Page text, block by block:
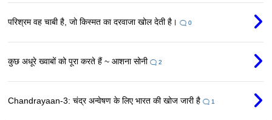
परिश्रम वह चाबी है, जो किस्मत का दरवाजा खोल देती है। 0
कुछ अधूरे ख्वाबों को पूरा करते हैं ~ आशना सोनी 2
Chandrayaan-3: चंद्र अन्वेषण के लिए भारत की खोज जारी है 1